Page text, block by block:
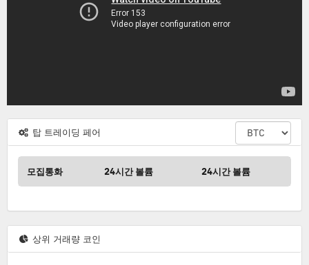
탑 트레이딩 페어
트
레
이
딩
어
모집통화 24시간 볼륨 24시간 볼륨
상위 거래량 코인
위